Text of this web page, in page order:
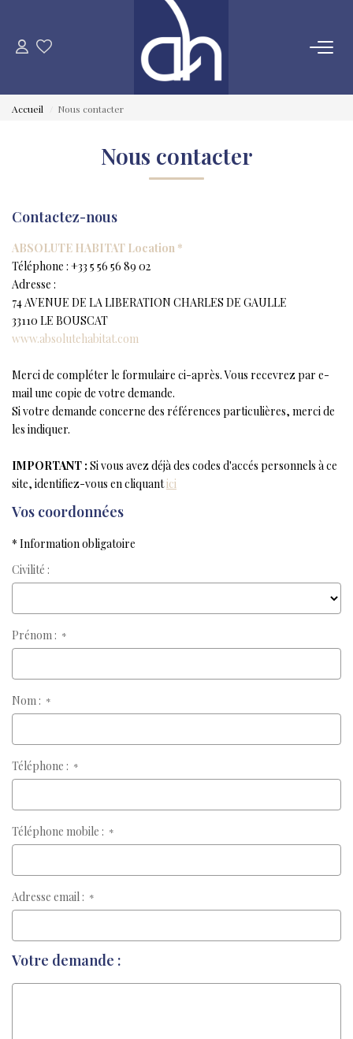
VENTE
LOCATION
GESTION LOCATIVE
NOTRE HISTOIRE
EXTRANET
Extranet Syndic
Accueil Nous contacter
Nous contacter
Contactez-nous
ABSOLUTE HABITAT Location *
Téléphone : +33 5 56 56 89 02
Adresse :
74 AVENUE DE LA LIBERATION CHARLES DE GAULLE
33110 LE BOUSCAT
www.absolutehabitat.com
Merci de compléter le formulaire ci-après. Vous recevrez par e-
mail une copie de votre demande.
Si votre demande concerne des références particulières, merci de
les indiquer.
IMPORTANT : Si vous avez déjà des codes d'accés personnels à ce
site, identifiez-vous en cliquantici
Vos coordonnées
* Information obligatoire
Civilité :
Prénom : *
Nom : *
Téléphone : *
Téléphone mobile : *
Adresse email : *
Votre demande :